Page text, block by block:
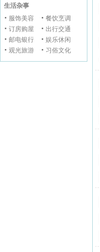
生活杂事
服饰美容
餐饮烹调
订房购屋
出行交通
邮电银行
娱乐休闲
观光旅游
习俗文化